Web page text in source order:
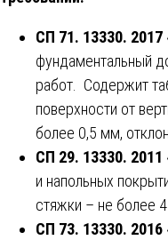
СП 71. 13330. 2017
фундаментальный
работ. Содержит
поверхности от
более 0,5 мм,
СП 29. 13330. 2011
и напольных
стяжки – не более 4
СП 73. 13330. 2016